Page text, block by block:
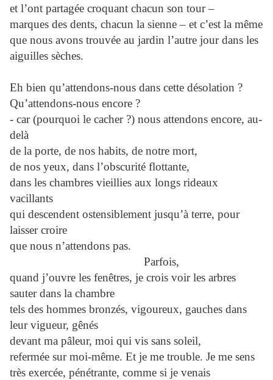
et l’ont partagée croquant chacun son tour –
marques des dents, chacun la sienne – et c’est la même
que nous avons trouvée au jardin l’autre jour dans les
aiguilles sèches.
Eh bien qu’attendons-nous dans cette désolation ?
Qu’attendons-nous encore ?
- car (pourquoi le cacher ?) nous attendons encore, au-
delà
de la porte, de nos habits, de notre mort,
de nos yeux, dans l’obscurité flottante,
dans les chambres vieillies aux longs rideaux
vacillants
qui descendent ostensiblement jusqu’à terre, pour
laisser croire
que nous n’attendons pas.
Parfois,
quand j’ouvre les fenêtres, je crois voir les arbres
sauter dans la chambre
tels des hommes bronzés, vigoureux, gauches dans
leur vigueur, gênés
devant ma pâleur, moi qui vis sans soleil,
refermée sur moi-même. Et je me trouble. Je me sens
très exercée, pénétrante, comme si je venais